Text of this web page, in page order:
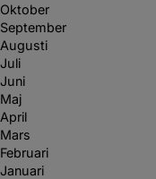
Oktober
September
Augusti
Juli
Juni
Maj
April
Mars
Februari
Januari